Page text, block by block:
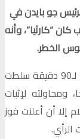
جو بايدن في
“كارثيا”، وأنه
الخطر.
المناظرة التي أدارتها شبكة CNN والتي استمرت لـ90 دقيقة سلطت
لإثبات
إلا أن أعلنت فوز
الرأي.